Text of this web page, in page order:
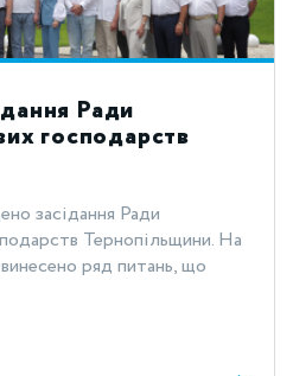
Ради
господарств
засідання Ради
Тернопільщини. На
ряд питань, що